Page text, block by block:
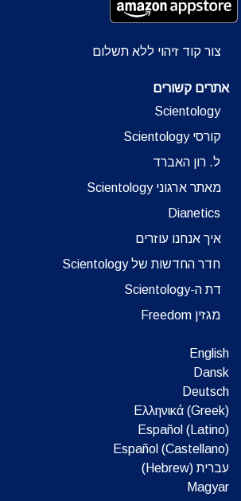
צור קוד זיהוי ללא תשלום
אתרים קשורים
Scientology
קורסי Scientology
ל. רון האברד
מאתר ארגוני Scientology
Dianetics
איך אנחנו עוזרים
חדר החדשות של Scientology
דת ה-Scientology
מגזין Freedom
English
Dansk
Deutsch
Ελληνικά (Greek)
Español (Latino)
Español (Castellano)
עברית (Hebrew)‏
Magyar